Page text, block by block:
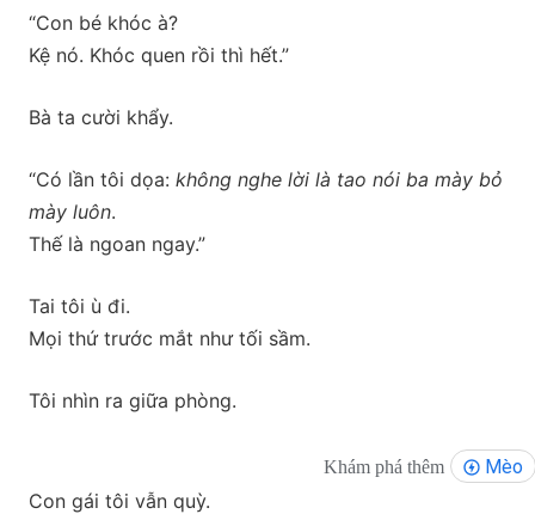
“Con bé khóc à?
Kệ nó. Khóc quen rồi thì hết.”
Bà ta cười khẩy.
“Có lần tôi dọa: không nghe lời là tao nói ba mày bỏ
mày luôn.
Thế là ngoan ngay.”
Tai tôi ù đi.
Mọi thứ trước mắt như tối sầm.
Tôi nhìn ra giữa phòng.
Khám phá thêm Mèo
Con gái tôi vẫn quỳ.